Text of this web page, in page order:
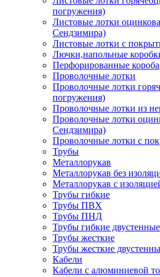
погружения)
Листовые лотки
Сендзимира)
Листовые лотки с
Лючки,напольные
Перфорированные короба
Проволочные лотки
Проволочные лотки
погружения)
Проволочные лотки из
Проволочные лотки
Сендзимира)
Проволочные лотки с
Трубы
Металлорукав
Металлорукав без
Металлорукав с
Трубы гибкие
Трубы ПВХ
Трубы ПНД
Трубы гибкие двустенные
Трубы жесткие
Трубы жесткие
Кабели
Кабели с алюминиевой